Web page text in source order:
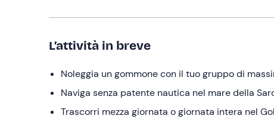
L’attività in breve
Noleggia un gommone con il tuo gruppo di
Naviga senza patente nautica nel mare della
Trascorri mezza giornata o giornata intera nel